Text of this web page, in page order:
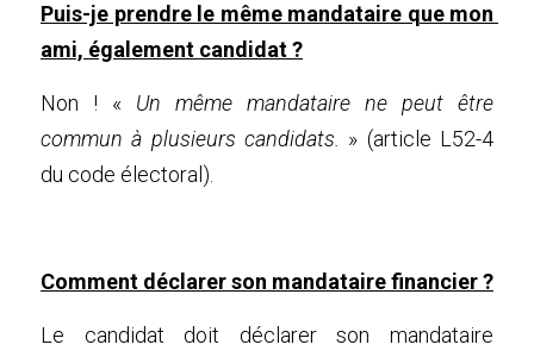
Puis-je prendre le même mandataire que mon
ami, également candidat ?
Non ! « Un même mandataire ne peut être
commun à plusieurs candidats. » (article L52-4
du code électoral).
Comment déclarer son mandataire financier ?
Le candidat doit déclarer son mandataire